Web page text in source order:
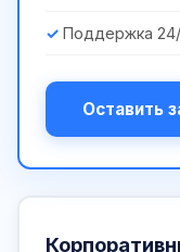
Поддержка
Оставить